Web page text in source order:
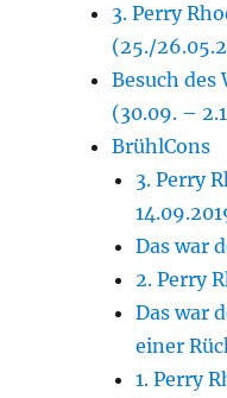
3. Perry
(25./
Besuch des
(30.09. –
BrühlCons
3. Perry
Das war
2. Perry
Das war
einer
1. Perry